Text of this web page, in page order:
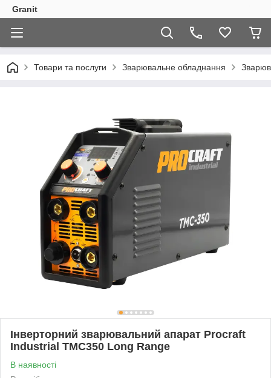
Granit
Товари та послуги Зварювальне обладнання
Інверторний зварювальний апарат Procraft
Industrial TMC350 Long Range
В наявності